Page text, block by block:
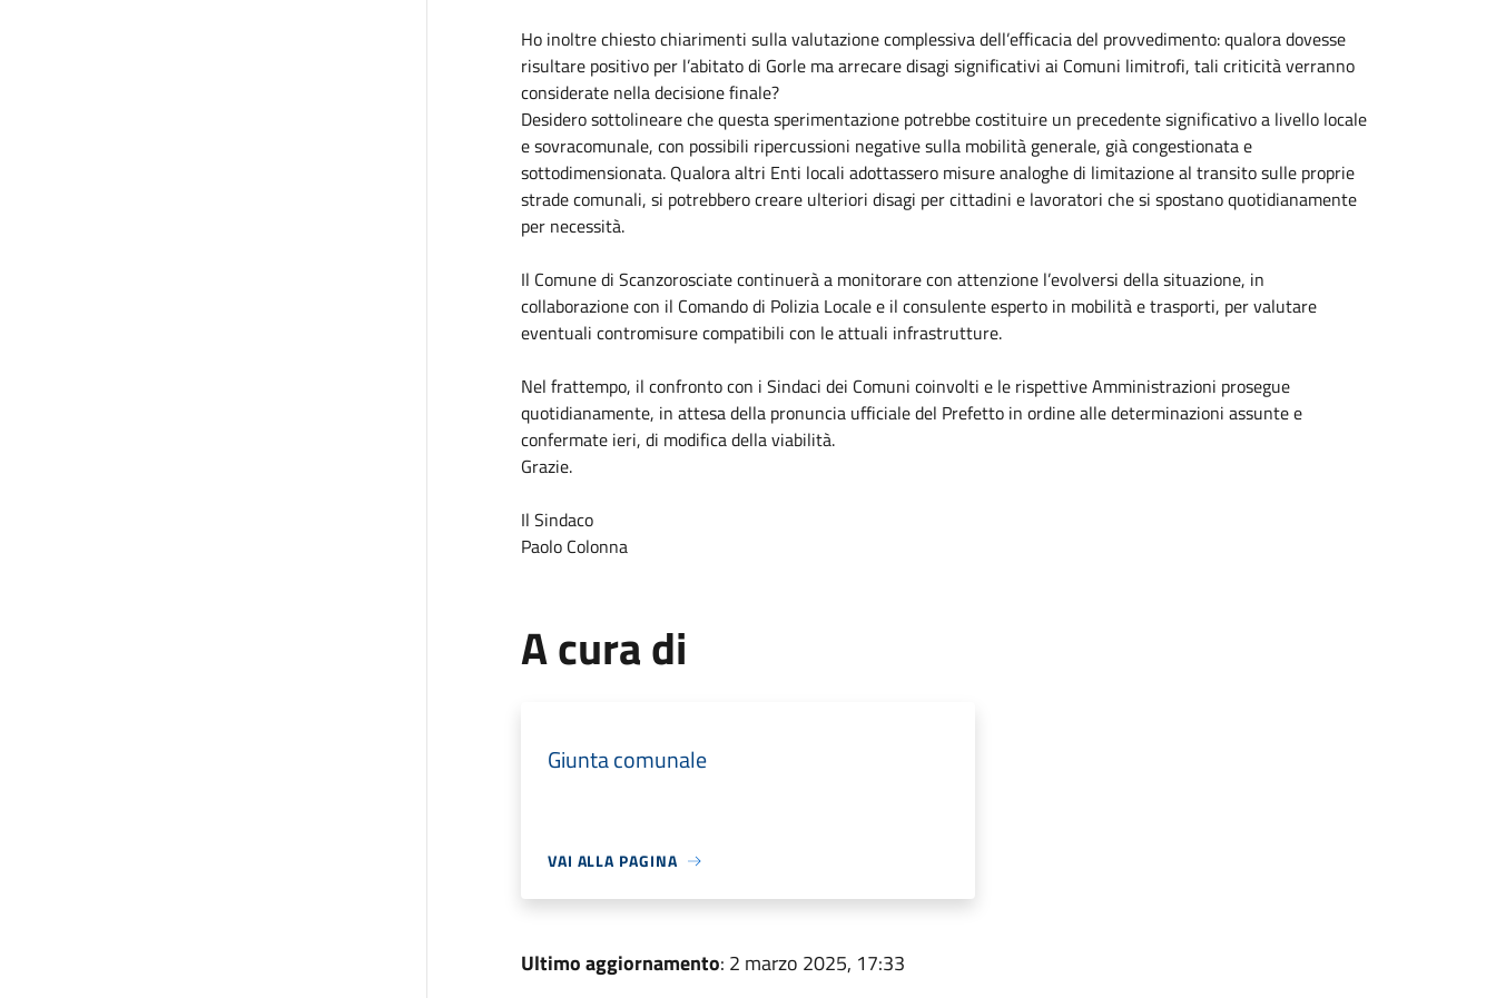
Ho inoltre chiesto chiarimenti sulla valutazione complessiva dell’efficacia del provvedimento: qualora dovesse
risultare positivo per l’abitato di Gorle ma arrecare disagi significativi ai Comuni limitrofi, tali criticità verranno
considerate nella decisione finale?
Desidero sottolineare che questa sperimentazione potrebbe costituire un precedente significativo a livello locale
e sovracomunale, con possibili ripercussioni negative sulla mobilità generale, già congestionata e
sottodimensionata. Qualora altri Enti locali adottassero misure analoghe di limitazione al transito sulle proprie
strade comunali, si potrebbero creare ulteriori disagi per cittadini e lavoratori che si spostano quotidianamente
per necessità.
Il Comune di Scanzorosciate continuerà a monitorare con attenzione l’evolversi della situazione, in
collaborazione con il Comando di Polizia Locale e il consulente esperto in mobilità e trasporti, per valutare
eventuali contromisure compatibili con le attuali infrastrutture.
Nel frattempo, il confronto con i Sindaci dei Comuni coinvolti e le rispettive Amministrazioni prosegue
quotidianamente, in attesa della pronuncia ufficiale del Prefetto in ordine alle determinazioni assunte e
confermate ieri, di modifica della viabilità.
Grazie.
Il Sindaco
Paolo Colonna
A cura di
Giunta comunale
VAI ALLA PAGINA
Ultimo aggiornamento: 2 marzo 2025, 17:33